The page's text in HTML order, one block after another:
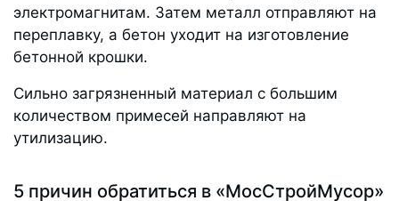
электромагнитам. Затем металл отправляют на
переплавку, а бетон уходит на изготовление
бетонной крошки.
Сильно загрязненный материал с большим
количеством примесей направляют на
утилизацию.
5 причин обратиться в «МосСтройМусор»